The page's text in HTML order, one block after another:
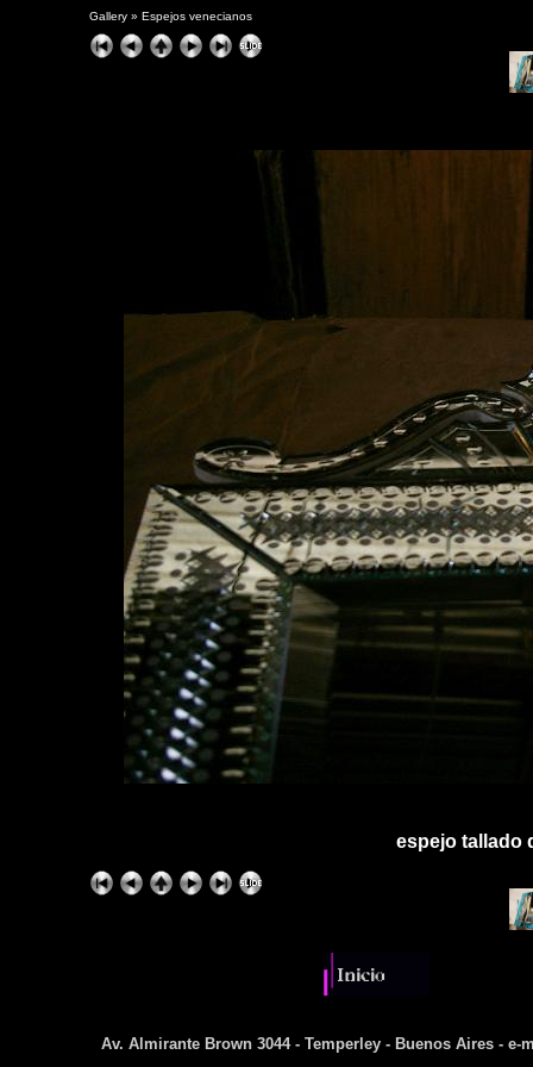
Gallery » Espejos venecianos
espejo tallado
Av. Almirante Brown 3044 - Temperley - Buenos Aires - e-